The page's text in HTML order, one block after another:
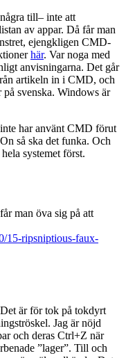
till– inte att
av appar. Då får man
ejengkligen CMD-
här. Var noga med
anvisningarna. Det går
artikeln in i CMD, och
svenska. Windows är
har använt CMD förut
så ska det funka. Och
systemet först.
man öva sig på att
15-ripsniptious-faux-
är för tok på tokdyrt
Jag är nöjd
och deras Ctrl+Z när
”lager”. Till och